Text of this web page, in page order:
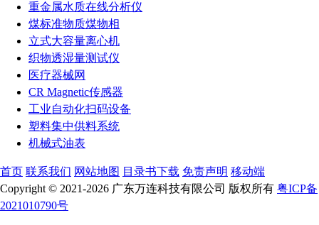
重金属水质在线分析仪
煤标准物质煤物相
立式大容量离心机
织物透湿量测试仪
医疗器械网
CR Magnetic传感器
工业自动化扫码设备
塑料集中供料系统
机械式油表
首页 联系我们 网站地图 目录书下载 免责声明 移动端
Copyright © 2021-2026 广东万连科技有限公司 版权所有 粤ICP备
2021010790号